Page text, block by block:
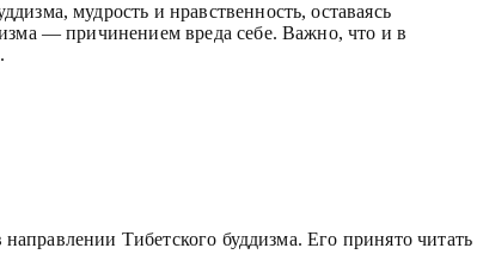
мудрость и нравственность, оставаясь
— причинением вреда себе. Важно, что и в
Тибетского буддизма. Его принято читать